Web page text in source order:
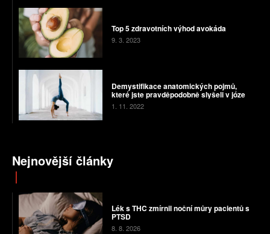
Top 5 zdravotních výhod avokáda
9. 3. 2023
Demystifikace anatomických pojmů,
které jste pravděpodobně slyšeli v józe
1. 11. 2022
Nejnovější články
Lék s THC zmírnil noční můry pacientů s
PTSD
8. 8. 2026